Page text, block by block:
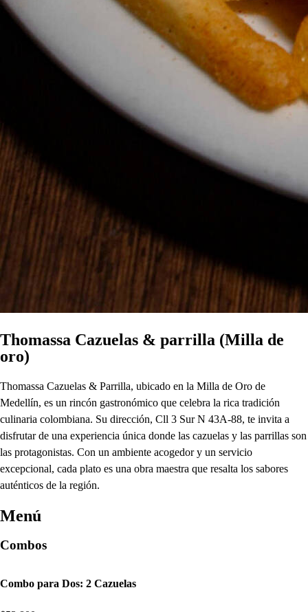
Thomassa Cazuelas & parrilla (Milla de
oro)
Thomassa Cazuelas & Parrilla, ubicado en la Milla de Oro de
Medellín, es un rincón gastronómico que celebra la rica tradición
culinaria colombiana. Su dirección, Cll 3 Sur N 43A-88, te invita a
disfrutar de una experiencia única donde las cazuelas y las parrillas son
las protagonistas. Con un ambiente acogedor y un servicio
excepcional, cada plato es una obra maestra que resalta los sabores
auténticos de la región.
Menú
Combos
Combo para Dos: 2 Cazuelas